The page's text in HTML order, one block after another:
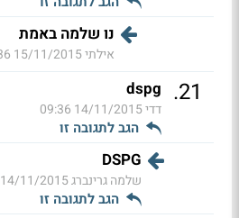
נו שלמה באמת
אילתי15/11/2015 17:36
21
.
dspg
דדי14/11/2015 09:36
הגב לתגובה זו
DSPG
שלמה גרינברג14/11/2015 14:59
הגב לתגובה זו